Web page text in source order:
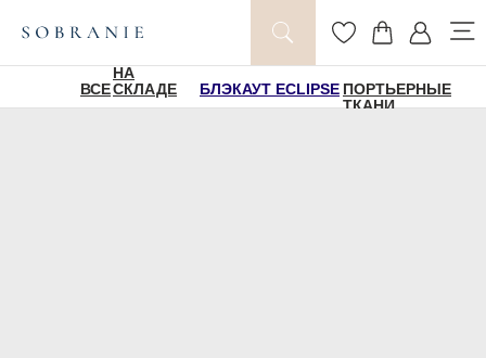
ВСЕ
НА
СКЛАДЕ
БЛЭКАУТ ECLIPSE ПОРТЬЕРНЫЕ
ТКАНИ